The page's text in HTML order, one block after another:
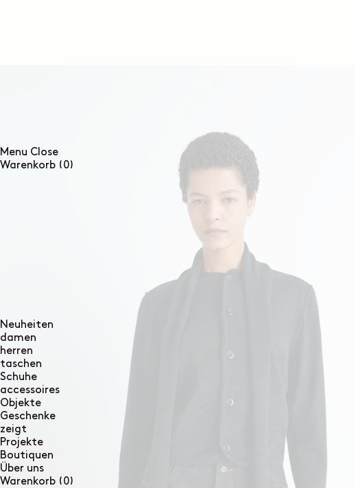
Menu Close
Warenkorb (0)
Neuheiten
damen
herren
taschen
Schuhe
accessoires
Objekte
Geschenke
zeigt
Projekte
Boutiquen
Über uns
Warenkorb (0)